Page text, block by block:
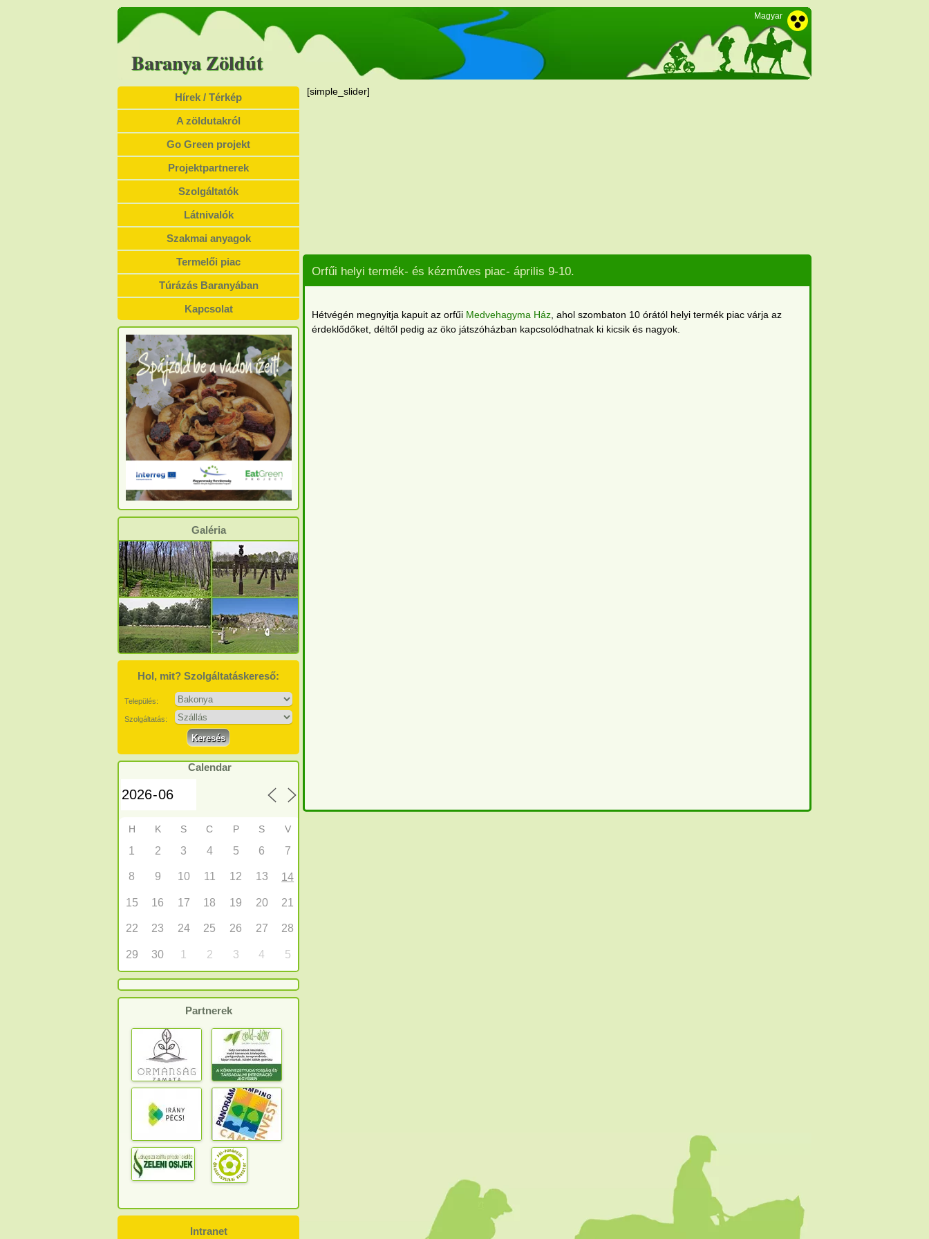
Baranya Zöldút
Magyar
[simple_slider]
Hírek / Térkép
A zöldutakról
Go Green projekt
Projektpartnerek
Szolgáltatók
Látnivalók
Szakmai anyagok
Termelői piac
Túrázás Baranyában
Kapcsolat
Galéria
Hol, mit? Szolgáltatáskereső:
Település:
Szolgáltatás:
Calendar
H K S C P S V
1 2 3 4 5 6 7
8 9 10 11 12 13 14
15 16 17 18 19 20 21
22 23 24 25 26 27 28
29 30 1 2 3 4 5
Partnerek
Intranet
Orfűi helyi termék- és kézműves piac- április 9-10.
Hétvégén megnyitja kapuit az orfűi Medvehagyma Ház , ahol szombaton 10 órától helyi termék piac várja az
érdeklődőket, déltől pedig az öko játszóházban kapcsolódhatnak ki kicsik és nagyok.